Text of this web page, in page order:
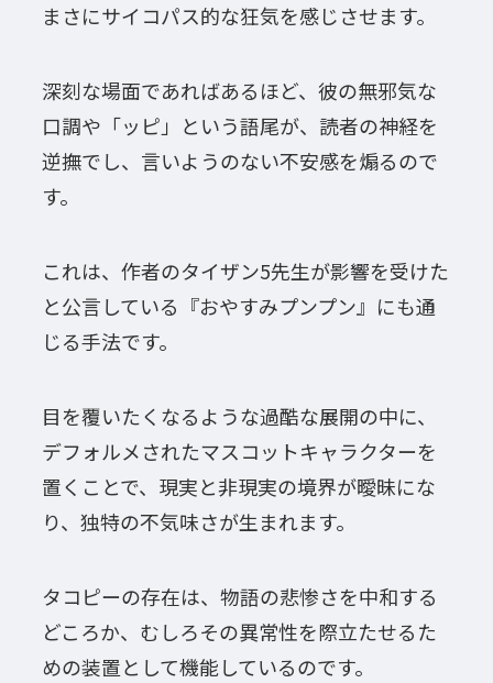
まさにサイコパス的な狂気を感じさせます。
深刻な場面であればあるほど、彼の無邪気な
口調や「ッピ」という語尾が、読者の神経を
逆撫でし、言いようのない不安感を煽るので
す。
これは、作者のタイザン5先生が影響を受けた
と公言している『おやすみプンプン』にも通
じる手法です。
目を覆いたくなるような過酷な展開の中に、
デフォルメされたマスコットキャラクターを
置くことで、現実と非現実の境界が曖昧にな
り、独特の不気味さが生まれます。
タコピーの存在は、物語の悲惨さを中和する
どころか、むしろその異常性を際立たせるた
めの装置として機能しているのです。